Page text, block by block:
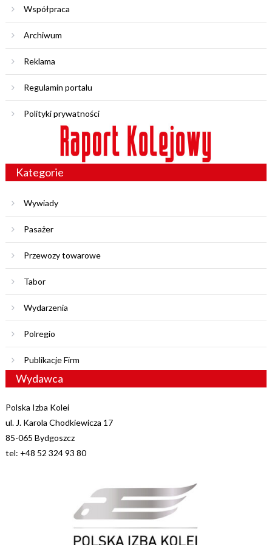
Współpraca
Archiwum
Reklama
Regulamin portalu
Polityki prywatności
Kategorie
Wywiady
Pasażer
Przewozy towarowe
Tabor
Wydarzenia
Polregio
Publikacje Firm
Wydawca
Polska Izba Kolei
ul. J. Karola Chodkiewicza 17
85-065 Bydgoszcz
tel: +48 52 324 93 80